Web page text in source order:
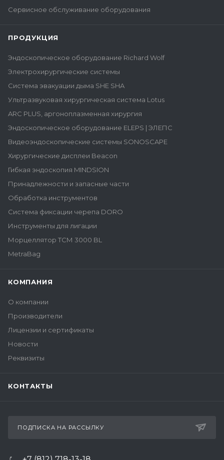
Сервисное обслуживание оборудования
ПРОДУКЦИЯ
Эндоскопическое оборудование Richard Wolf
Электрохирургические системы
Система эвакуации дыма SHE SHA
Ультразвуковая хирургическая система Lotus
ARC PLUS, аргоноплазменная хирургия
Эндоскопическое оборудование ELEPS | ЭЛЕПС
Видеоэндоскопические системы SONOSCAPE
Хирургические дисплеи Beacon
Гибкая эндоскопия MINDSION
Принадлежности и запасные части
Обработка инструментов
Система фиксации черепа DORO
Инструменты для лигации
Морцеллятор ТСМ 3000 BL
MetraBag
КОМПАНИЯ
О компании
Производители
Лицензии и сертификаты
Новости
Реквизиты
КОНТАКТЫ
ПОДПИСКА НА РАССЫЛКУ